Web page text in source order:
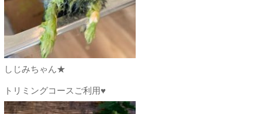
しじみちゃん★
トリミングコースご利用♥